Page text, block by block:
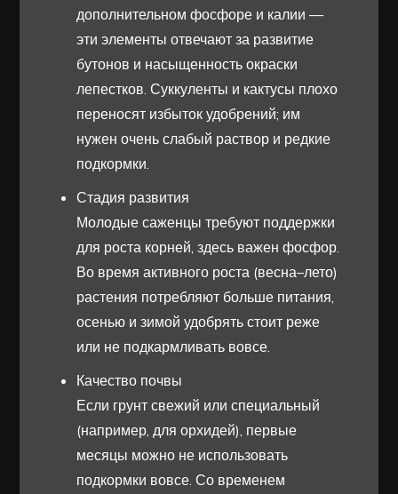
дополнительном фосфоре и калии —
эти элементы отвечают за развитие
бутонов и насыщенность окраски
лепестков. Суккуленты и кактусы плохо
переносят избыток удобрений; им
нужен очень слабый раствор и редкие
подкормки.
Стадия развития
Молодые саженцы требуют поддержки
для роста корней, здесь важен фосфор.
Во время активного роста (весна–лето)
растения потребляют больше питания,
осенью и зимой удобрять стоит реже
или не подкармливать вовсе.
Качество почвы
Если грунт свежий или специальный
(например, для орхидей), первые
месяцы можно не использовать
подкормки вовсе. Со временем